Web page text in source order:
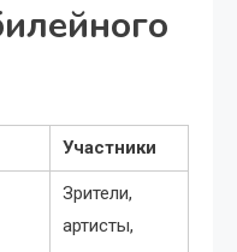
Участники
Зрители,
артисты,